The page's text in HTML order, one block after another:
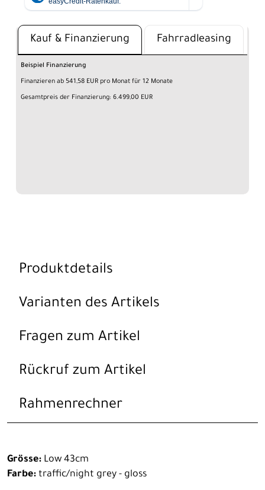
Kauf & Finanzierung Fahrradleasing
Beispiel Finanzierung
Finanzieren ab 541,58 EUR pro Monat für 12 Monate
Gesamtpreis der Finanzierung: 6.499,00 EUR
Produktdetails
Varianten des Artikels
Fragen zum Artikel
Rückruf zum Artikel
Rahmenrechner
Grösse: Low 43cm
Farbe: traffic/night grey - gloss